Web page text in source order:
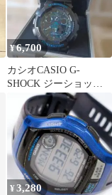
ーク タスク管理 静か
おしゃれ プレゼント用
送料無料 1043
¥6,700
カシオCASIO G-
SHOCK ジーショック
カモフラー迷彩柄 人
気爆発中
¥3,280